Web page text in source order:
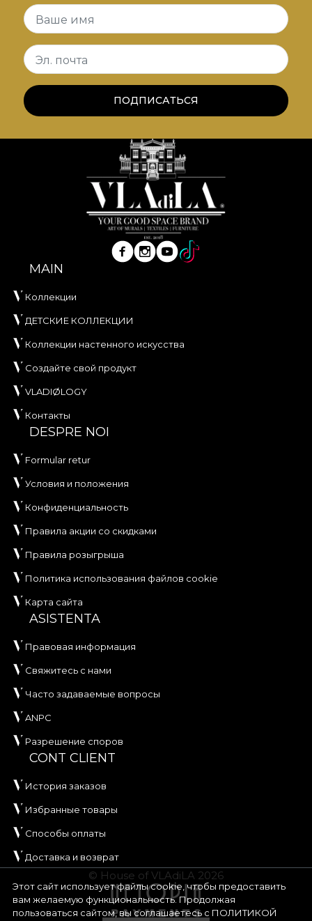
Этот сайт использует файлы cookie, чтобы предоставить
вам желаемую функциональность. Продолжая
пользоваться сайтом, вы соглашаетесь с ПОЛИТИКОЙ
Ваше имя
Эл. почта
ПОДПИСАТЬСЯ
MAIN
Коллекции
ДЕТСКИЕ КОЛЛЕКЦИИ
Коллекции настенного искусства
Создайте свой продукт
VLADIØLOGY
Контакты
DESPRE NOI
Formular retur
Условия и положения
Конфиденциальность
Правила акции со скидками
Правила розыгрыша
Политика использования файлов cookie
Карта сайта
ASISTENTA
Правовая информация
Свяжитесь с нами
Часто задаваемые вопросы
ANPC
Разрешение споров
CONT CLIENT
История заказов
Избранные товары
Способы оплаты
Доставка и возврат
© House of VLAdiLA 2026